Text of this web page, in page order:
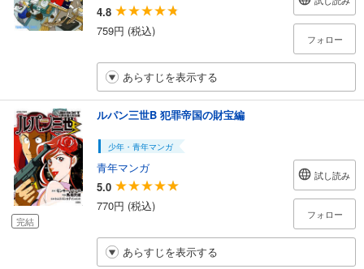
4.8
759円 (税込)
フォロー
あらすじを表示する
完結
ルパン三世B 犯罪帝国の財宝編
少年・青年マンガ
青年マンガ
5.0
770円 (税込)
試し読み
フォロー
あらすじを表示する